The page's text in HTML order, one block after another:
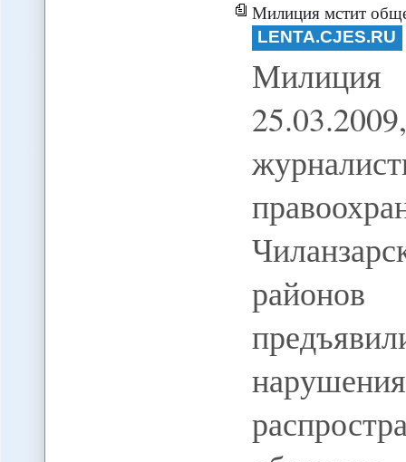
Милиция мстит
LENTA.CJES.RU
Милиция